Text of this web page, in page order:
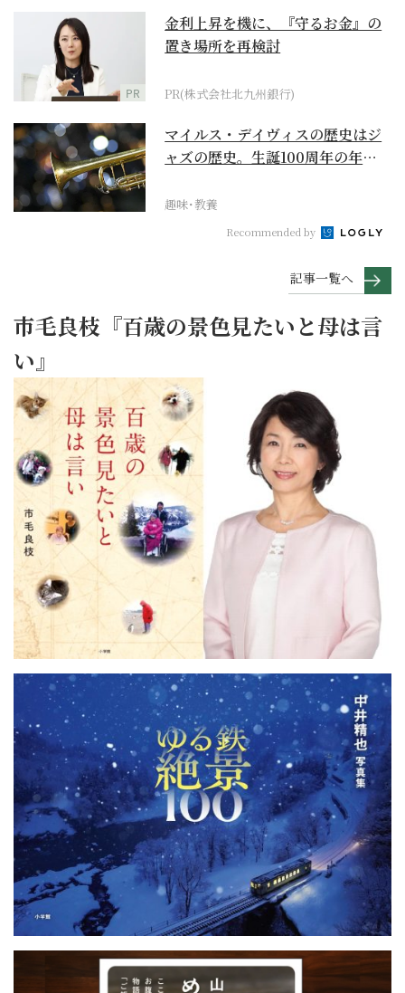
PR
金利上昇を機に、『守るお金』の
置き場所を再検討
PR(株式会社北九州銀行)
マイルス・デイヴィスの歴史はジ
ャズの歴史。生誕100周年の年に
趣味･教養
Recommended by
記事一覧へ
市毛良枝『百歳の景色見たいと母は言
い』